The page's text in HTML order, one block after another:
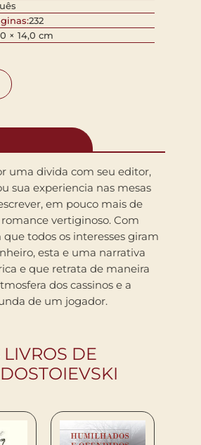
232
× 14,0 cm
uma divida com seu editor,
sua experiencia nas mesas
em pouco mais de
vertiginoso. Com
todos os interesses giram
esta e uma narrativa
e que retrata de maneira
dos cassinos e a
de um jogador.
DE